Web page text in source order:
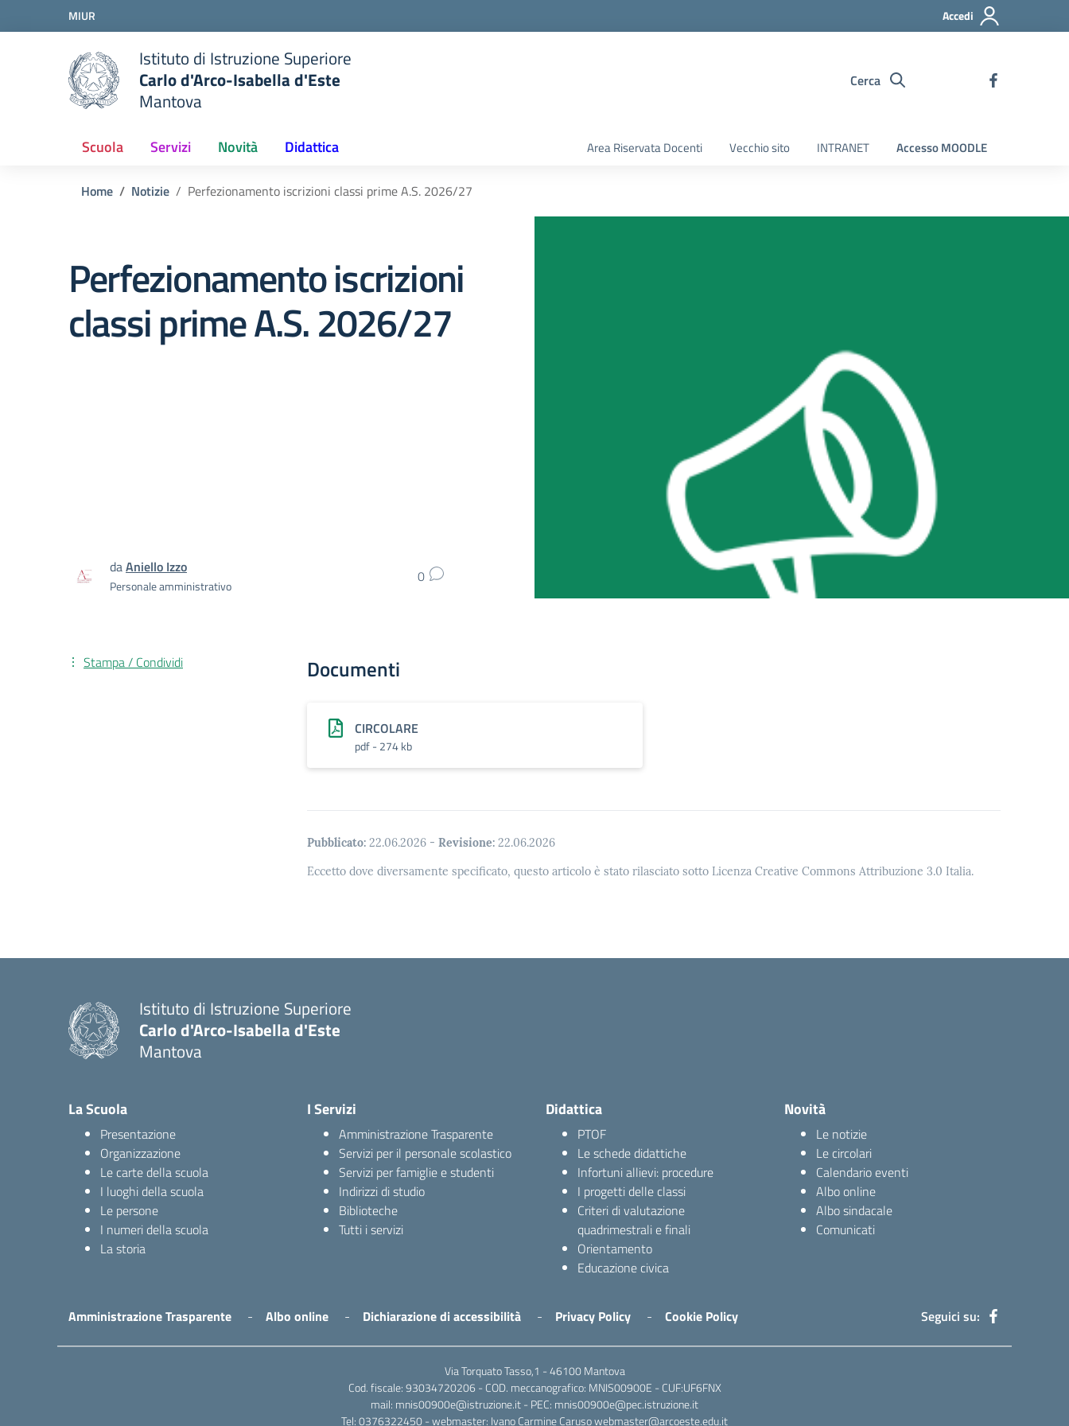
Vai ai contenuti
Vai al menu di navigazione
Vai al footer
MIUR Accedi
Istituto di Istruzione Superiore
Carlo d'Arco-Isabella d'Este
Mantova
Cerca
Area Riservata Docenti Vecchio sito INTRANET Accesso MOODLE
Scuola Servizi Novità Didattica
Home Notizie Perfezionamento iscrizioni classi prime A.S. 2026/27
Perfezionamento iscrizioni
classi prime A.S. 2026/27
daAniello Izzo
Personale amministrativo 0
Documenti
CIRCOLARE
pdf - 274 kb
Pubblicato: 22.06.2026 - Revisione: 22.06.2026
Eccetto dove diversamente specificato, questo articolo è stato rilasciato sotto Licenza Creative Commons Attribuzione 3.0 Italia.
Stampa / Condividi
Istituto di Istruzione Superiore
Carlo d'Arco-Isabella d'Este
Mantova
La Scuola
Presentazione
Organizzazione
Le carte della scuola
I luoghi della scuola
Le persone
I numeri della scuola
La storia
I Servizi
Amministrazione Trasparente
Servizi per il personale scolastico
Servizi per famiglie e studenti
Indirizzi di studio
Biblioteche
Tutti i servizi
Didattica
PTOF
Le schede didattiche
Infortuni allievi: procedure
I progetti delle classi
Criteri di valutazione
quadrimestrali e finali
Orientamento
Educazione civica
Novità
Le notizie
Le circolari
Calendario eventi
Albo online
Albo sindacale
Comunicati
Amministrazione Trasparente Albo online Dichiarazione di accessibilità Privacy Policy Cookie Policy Seguici su:
Via Torquato Tasso,1 - 46100 Mantova
Cod. fiscale: 93034720206 - COD. meccanografico: MNIS00900E - CUF:UF6FNX
mail: mnis00900e@istruzione.it - PEC: mnis00900e@pec.istruzione.it
Tel: 0376322450 - webmaster: Ivano Carmine Caruso webmaster@arcoeste.edu.it